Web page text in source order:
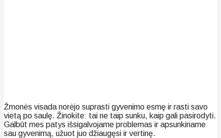
Žmonės visada norėjo suprasti gyvenimo esmę ir rasti savo
vietą po saulę. Žinokite: tai ne taip sunku, kaip gali pasirodyti.
Galbūt mes patys išsigalvojame problemas ir apsunkiname
sau gyvenimą, užuot juo džiaugęsi ir vertinę.